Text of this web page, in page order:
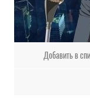
Добавить в